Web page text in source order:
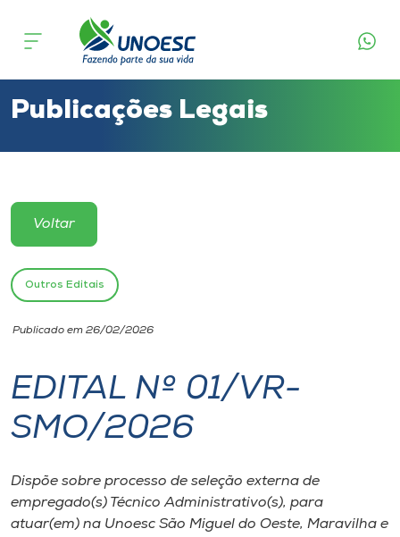
Cursos
Atendimento ao Estudante
Portal de Ensino
Unoesc
Internacionalização
I.nova
Diplomados
Publicações Legais
Voltar
Outros Editais
Publicado em 26/02/2026
EDITAL Nº 01/VR-
SMO/2026
Dispõe sobre processo de seleção externa de
empregado(s) Técnico Administrativo(s), para
atuar(em) na Unoesc São Miguel do Oeste, Maravilha e